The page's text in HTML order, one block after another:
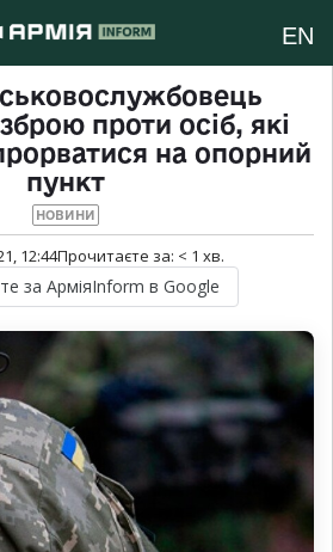
EN
проти осіб, які
на опорний
пункт
НОВИНИ
12:44Прочитаєте за: < 1 хв.
за АрміяInform в Google